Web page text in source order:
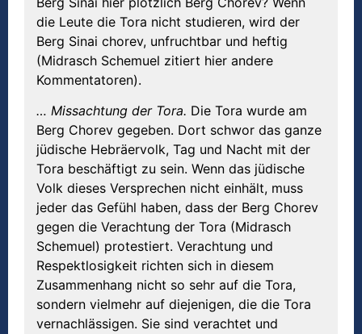
die Leute die Tora nicht studieren, wird der
Berg Sinai chorev, unfruchtbar und heftig
(Midrasch Schemuel zitiert hier andere
Kommentatoren).
… Missachtung der Tora. Die Tora wurde am
Berg Chorev gegeben. Dort schwor das ganze
jüdische Hebräervolk, Tag und Nacht mit der
Tora beschäftigt zu sein. Wenn das jüdische
Volk dieses Versprechen nicht einhält, muss
jeder das Gefühl haben, dass der Berg Chorev
gegen die Verachtung der Tora (Midrasch
Schemuel) protestiert. Verachtung und
Respektlosigkeit richten sich in diesem
Zusammenhang nicht so sehr auf die Tora,
sondern vielmehr auf diejenigen, die die Tora
vernachlässigen. Sie sind verachtet und